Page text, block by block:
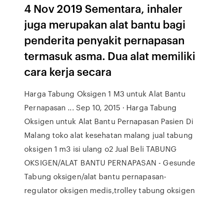
4 Nov 2019 Sementara, inhaler
juga merupakan alat bantu bagi
penderita penyakit pernapasan
termasuk asma. Dua alat memiliki
cara kerja secara
Harga Tabung Oksigen 1 M3 untuk Alat Bantu
Pernapasan ... Sep 10, 2015 · Harga Tabung
Oksigen untuk Alat Bantu Pernapasan Pasien Di
Malang toko alat kesehatan malang jual tabung
oksigen 1 m3 isi ulang o2 Jual Beli TABUNG
OKSIGEN/ALAT BANTU PERNAPASAN - Gesunde
Tabung oksigen/alat bantu pernapasan-
regulator oksigen medis,trolley tabung oksigen